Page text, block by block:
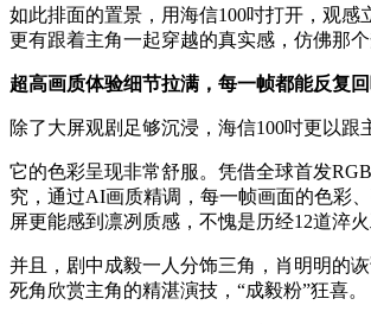
如此排面的置景，用海信100吋打开，观
更有跟着主角一起穿越的真实感，仿佛那个
超高画质体验细节拉满，每一帧都能反复
除了大屏观剧足够沉浸，海信100吋更以
它的色彩呈现非常舒服。凭借全球首发
究，通过AI画质精调，每一帧画面的色彩
屏更能感到凛冽质感，不愧是历经12道淬
并且，剧中成毅一人分饰三角，肖明明的
死角欣赏主角的精湛演技，“成毅粉”狂喜。